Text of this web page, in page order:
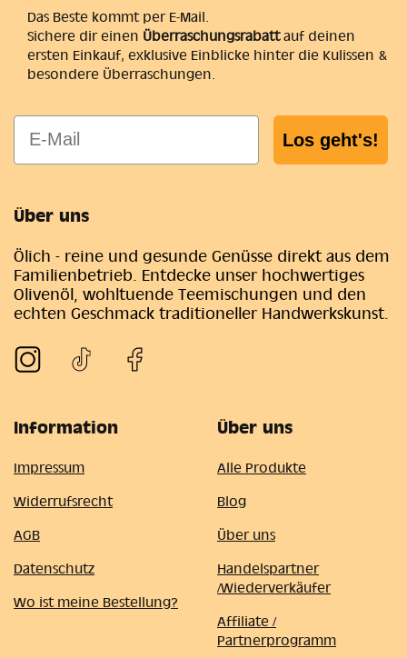
Das Beste kommt per E-Mail.
Sichere dir einen Überraschungsrabattauf deinen
ersten Einkauf, exklusive Einblicke hinter die Kulissen &
besondere Überraschungen.
E-Mail
Los geht's!
Über uns
Ölich - reine und gesunde Genüsse direkt aus dem
Familienbetrieb. Entdecke unser hochwertiges
Olivenöl, wohltuende Teemischungen und den
echten Geschmack traditioneller Handwerkskunst.
Information
Impressum
Widerrufsrecht
AGB
Datenschutz
Wo ist meine Bestellung?
Über uns
Alle Produkte
Blog
Über uns
Handelspartner
/Wiederverkäufer
Affiliate /
Partnerprogramm